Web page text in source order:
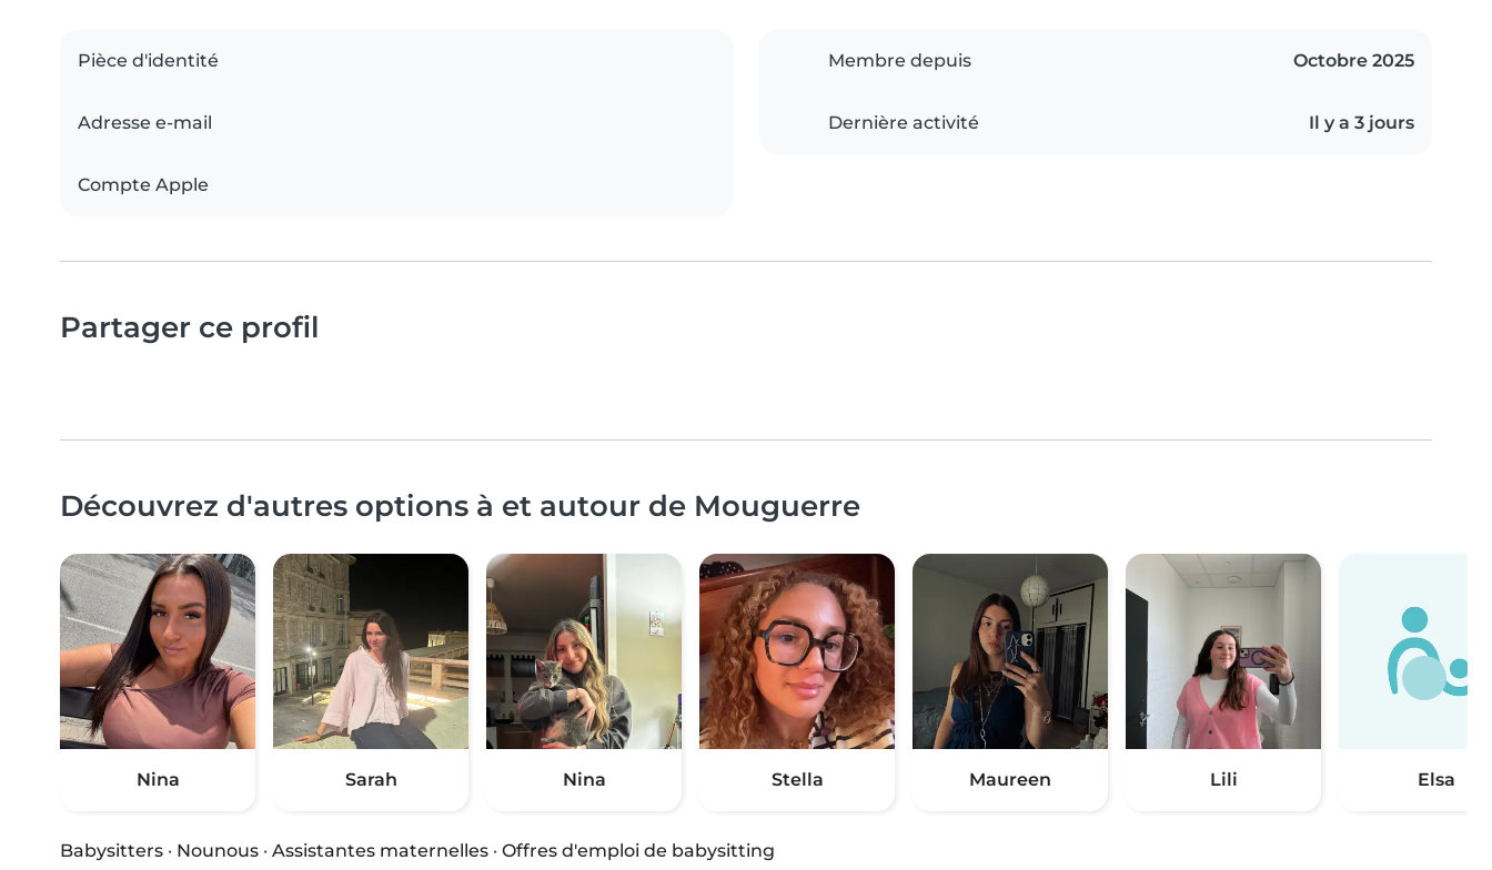
Pièce d'identité
Adresse e-mail
Compte Apple
Membre depuis Octobre 2025
Dernière activité Il y a 3 jours
Partager ce profil
Découvrez d'autres options à et autour de Mouguerre
Nina Sarah Nina Stella Maureen Lili Elsa
Babysitters · Nounous · Assistantes maternelles · Offres d'emploi de babysitting